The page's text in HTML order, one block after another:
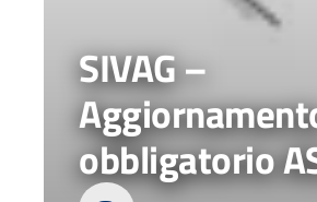
SIVAG –
obbligatorio